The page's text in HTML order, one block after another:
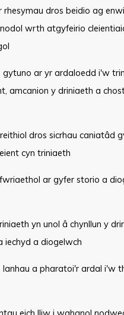
dros beidio ag enwi
wrth atgyfeirio
gytuno ar yr ardaloedd i'w
amcanion y driniaeth a
dros sicrhau caniatâd
cyn triniaeth
ar gyfer storio a
yn unol â chynllun y
iechyd a diogelwch
lanhau a pharatoi'r ardal i'w